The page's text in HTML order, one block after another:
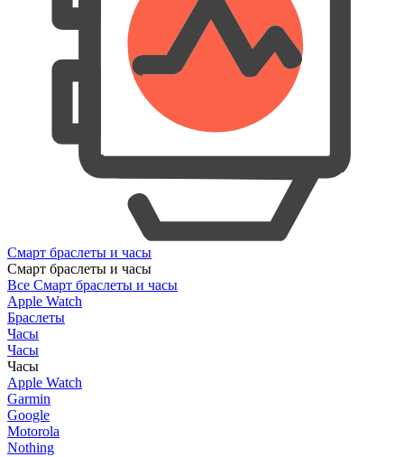
Смарт браслеты и часы
Смарт браслеты и часы
Все Смарт браслеты и часы
Apple Watch
Браслеты
Часы
Часы
Часы
Apple Watch
Garmin
Google
Motorola
Nothing